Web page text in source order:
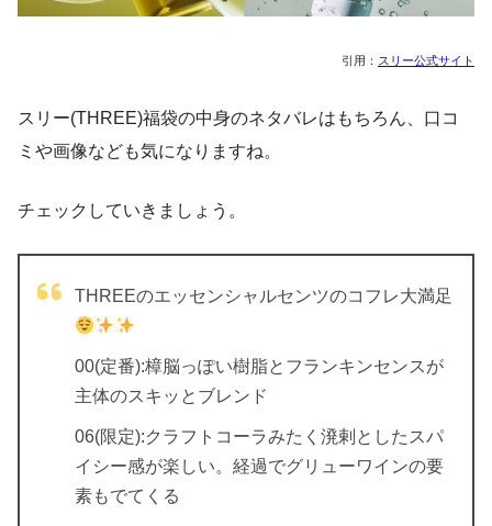
引用： スリー公式サイト
スリー(THREE)福袋の中身のネタバレはもちろん、口コ
ミや画像なども気になりますね。
チェックしていきましょう。
THREEのエッセンシャルセンツのコフレ大満足
00(定番):樟脳っぽい樹脂とフランキンセンスが
主体のスキッとブレンド
06(限定):クラフトコーラみたく溌剌としたスパ
イシー感が楽しい。経過でグリューワインの要
素もでてくる